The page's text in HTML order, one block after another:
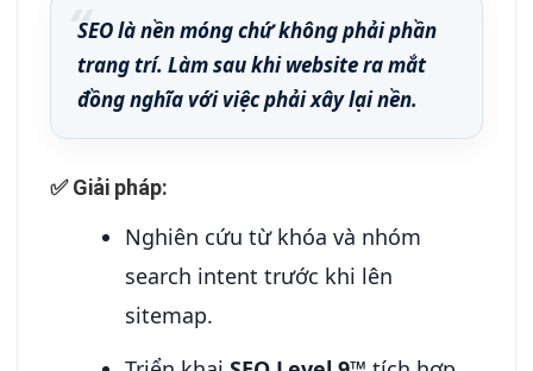
SEO là nền móng chứ không phải phần
trang trí. Làm sau khi website ra mắt
đồng nghĩa với việc phải xây lại nền.
✅ Giải pháp:
Nghiên cứu từ khóa và nhóm
search intent trước khi lên
sitemap.